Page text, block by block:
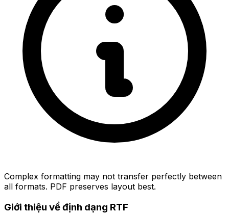
Complex formatting may not transfer perfectly between
all formats. PDF preserves layout best.
Giới thiệu về định dạng RTF